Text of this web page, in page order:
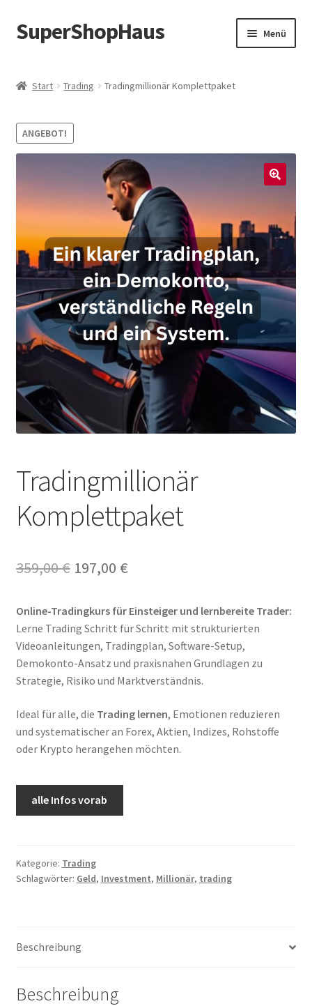
Zur
Navigation
Zum
Inhalt
SuperShopHaus Menü
Start Trading Tradingmillionär Komplettpaket
ANGEBOT!
Tradingmillionär
Komplettpaket
359,00€ Ursprünglicher
war:
359,00 €
197,00 €Aktueller
ist:
197,00 €.
Online-Tradingkurs für Einsteiger und lernbereite Trader:
Lerne Trading Schritt für Schritt mit strukturierten
Videoanleitungen, Tradingplan, Software-Setup,
Demokonto-Ansatz und praxisnahen Grundlagen zu
Strategie, Risiko und Marktverständnis.
Ideal für alle, die Trading lernen, Emotionen reduzieren
und systematischer an Forex, Aktien, Indizes, Rohstoffe
oder Krypto herangehen möchten.
alle Infos vorab
Kategorie: Trading
Schlagwörter: Geld, Investment, Millionär, trading
Beschreibung
Beschreibung